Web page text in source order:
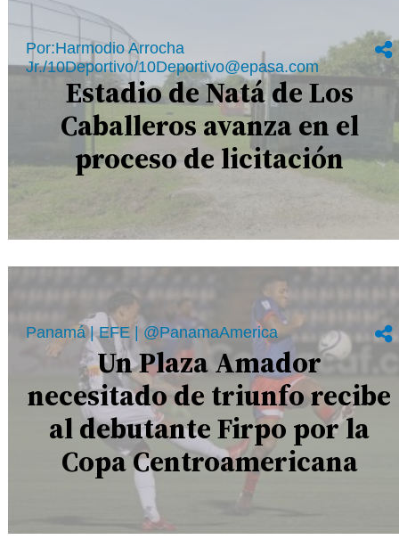
Por:Harmodio Arrocha
Jr./10Deportivo/10Deportivo@epasa.com
Estadio de Natá de Los
Caballeros avanza en el
proceso de licitación
Panamá | EFE | @PanamaAmerica
Un Plaza Amador
necesitado de triunfo recibe
al debutante Firpo por la
Copa Centroamericana